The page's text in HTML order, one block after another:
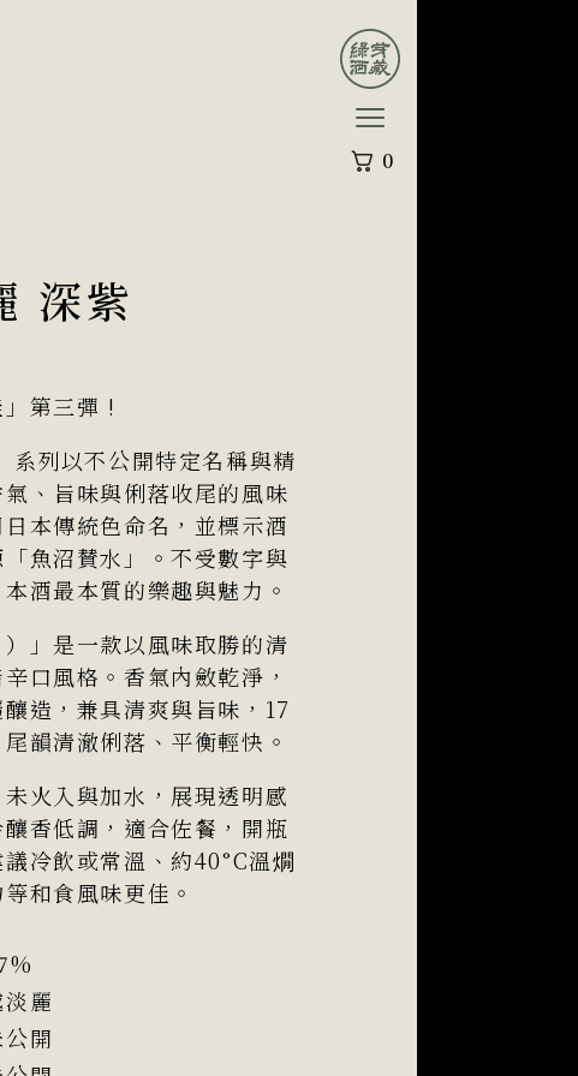
0
深紫
第三彈 !
系列以不公開特定名稱與精
、旨味與俐落收尾的風味
本傳統色命名，並標示酒
魚沼賛水」。不受數字與
酒最本質的樂趣與魅力。
）」是一款以風味取勝的清
口風格。香氣內斂乾淨，
造，兼具清爽與旨味，17
韻清澈俐落、平衡輕快。
火入與加水，展現透明感
香低調，適合佐餐，開瓶
冷飲或常溫、約40°C溫燗
和食風味更佳。
淡麗
公開